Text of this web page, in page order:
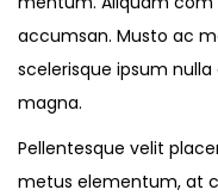
accumsan. Musto ac
scelerisque ipsum
magna.
Pellentesque velit
metus elementum, at